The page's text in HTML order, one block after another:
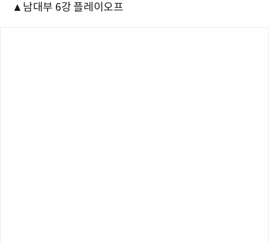
▲남대부 6강 플레이오프